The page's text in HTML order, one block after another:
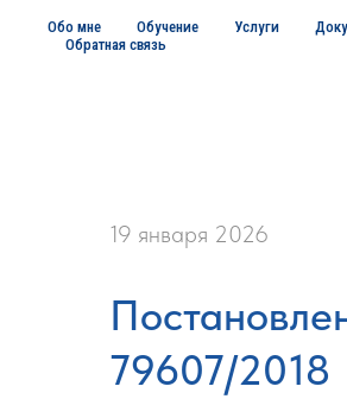
Обо мне Обучение Услуги
Обратная связь
19 января 2026
79607/2018